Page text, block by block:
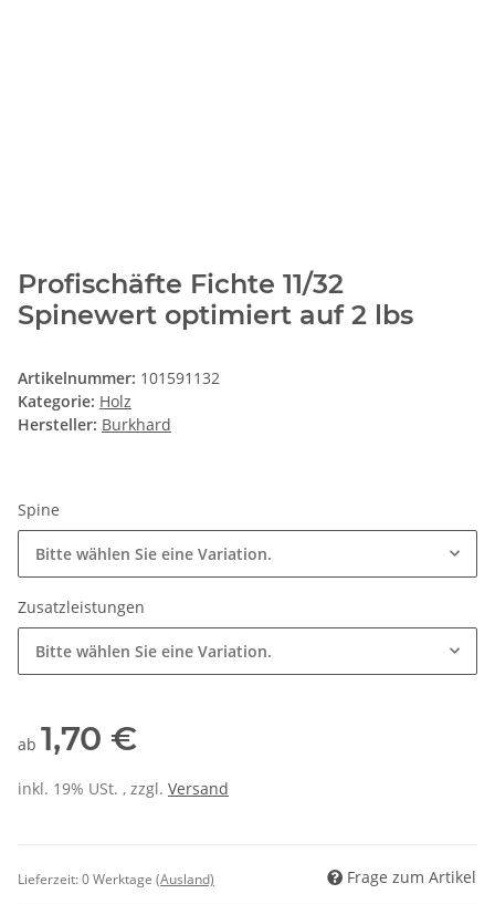
Profischäfte Fichte 11/32
Spinewert optimiert auf 2 lbs
Artikelnummer: 101591132
Kategorie: Holz
Hersteller: Burkhard
Spine
Bitte wählen Sie eine Variation.
Zusatzleistungen
Bitte wählen Sie eine Variation.
ab 1,70 €
inkl. 19% USt. , zzgl. Versand
Lieferzeit:0 Werktage (Ausland) Frage zum Artikel